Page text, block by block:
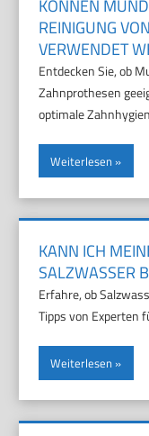
KÖNNEN
REINIGUNG
VERWENDET
Entdecken Sie, ob
Zahnprothesen
optimale
Weiterlesen
KANN ICH
SALZWASSER
Erfahre, ob
Tipps von Experten
Weiterlesen